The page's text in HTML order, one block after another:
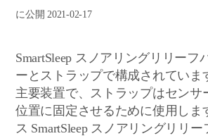
に公開 2021-02-17
SmartSleep スノアリングリリーフ
ーとストラップで構成されていま
主要装置で、ストラップはセンサ
位置に固定させるために使用しま
ス SmartSleep スノアリングリリ